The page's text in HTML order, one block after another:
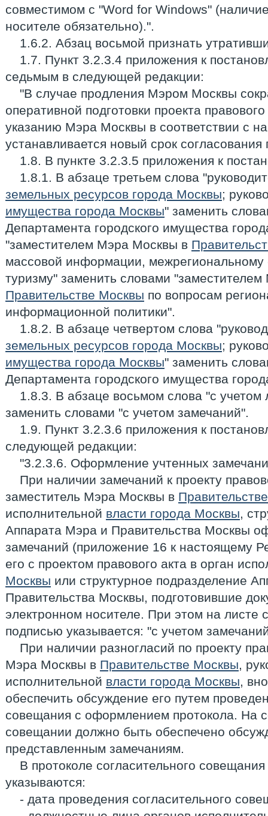
совместимом с "Word for Windows"
носителе обязательно).".
1.6.2. Абзац восьмой признать
1.7. Пункт 3.2.3.4 приложения к
седьмым в следующей редакции:
"В случае продления Мэром Москвы
оперативной подготовки проекта
указанию Мэра Москвы в соответствии с
устанавливается новый срок согласования
1.8. В пункте 3.2.3.5 приложения к
1.8.1. В абзаце третьем слова
земельных ресурсов города Москвы;
имущества города Москвы" заменить
Департамента городского имущества
"заместителем Мэра Москвы в
массовой информации, межрегиональному
туризму" заменить словами
Правительстве Москвы по вопросам
информационной политики".
1.8.2. В абзаце четвертом слова
земельных ресурсов города Москвы;
имущества города Москвы" заменить
Департамента городского имущества
1.8.3. В абзаце восьмом слова "с учетом
заменить словами "с учетом замечаний".
1.9. Пункт 3.2.3.6 приложения к
следующей редакции:
"3.2.3.6. Оформление учтенных
При наличии замечаний к проекту
заместитель Мэра Москвы в
исполнительной власти города Москвы,
Аппарата Мэра и Правительства Москвы
замечаний (приложение 16 к настоящему
его с проектом правового акта в орган
Москвы или структурное подразделение
Правительства Москвы, подготовившие
электронном носителе. При этом на листе
подписью указывается: "с учетом
При наличии разногласий по проекту
Мэра Москвы в Правительстве Москвы,
исполнительной власти города Москвы,
обеспечить обсуждение его путем
совещания с оформлением протокола. На
совещании должно быть обеспечено
представленным замечаниям.
В протоколе согласительного
указываются:
- дата проведения согласительного